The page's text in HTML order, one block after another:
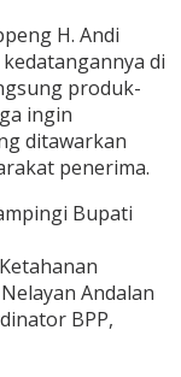
H. Andi
kedatangannya di
produk-
ingin
ditawarkan
penerima.
Bupati
Andalan
BPP,